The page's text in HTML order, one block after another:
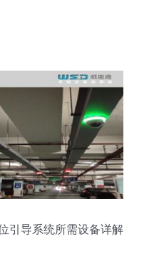
引导系统所需设备详解